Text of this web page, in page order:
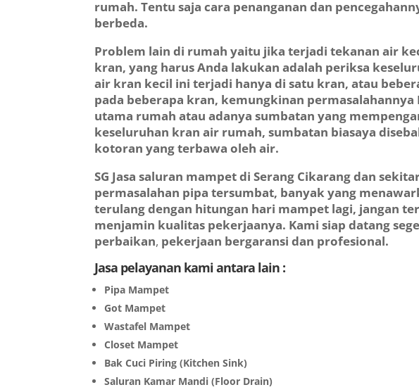
rumah. Tentu saja cara penanganan dan
berbeda.
Problem lain di rumah yaitu jika terjadi tekanan air
kran, yang harus Anda lakukan adalah periksa
air kran kecil ini terjadi hanya di satu kran, atau
pada beberapa kran, kemungkinan
utama rumah atau adanya sumbatan yang
keseluruhan kran air rumah, sumbatan biasaya
kotoran yang terbawa oleh air.
SG Jasa saluran mampet di Serang Cikarang dan
permasalahan pipa tersumbat, banyak yang
terulang dengan hitungan hari mampet lagi, jangan
menjamin kualitas pekerjaanya. Kami siap datang
perbaikan, pekerjaan bergaransi dan profesional.
Jasa pelayanan kami antara lain :
Pipa Mampet
Got Mampet
Wastafel Mampet
Closet Mampet
Bak Cuci Piring (Kitchen Sink)
Saluran Kamar Mandi (Floor Drain)